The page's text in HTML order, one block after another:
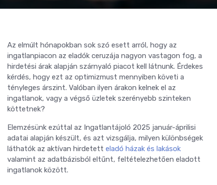
Az elmúlt hónapokban sok szó esett arról, hogy az
ingatlanpiacon az eladók ceruzája nagyon vastagon fog, a
hirdetési árak alapján szárnyaló piacot kell látnunk. Érdekes
kérdés, hogy ezt az optimizmust mennyiben követi a
tényleges árszint. Valóban ilyen árakon kelnek el az
ingatlanok, vagy a végső üzletek szerényebb szinteken
köttetnek?
Elemzésünk ezúttal az Ingatlantájoló 2025 január-áprilisi
adatai alapján készült, és azt vizsgálja, milyen különbségek
láthatók az aktívan hirdetett eladó házak és lakások
valamint az adatbázisból eltűnt, feltételezhetően eladott
ingatlanok között.